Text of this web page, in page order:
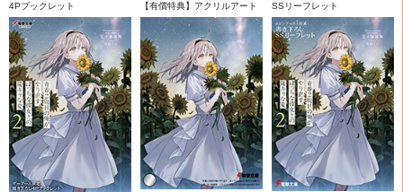
4Pブックレット 【有償特典】アクリルアート SSリーフレット